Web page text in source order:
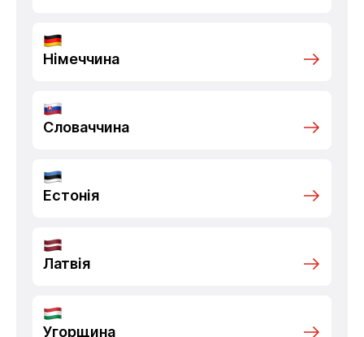
Німеччина
Словаччина
Естонія
Латвія
Угорщина